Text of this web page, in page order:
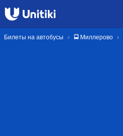
Билеты на автобусы 🚍 Миллерово